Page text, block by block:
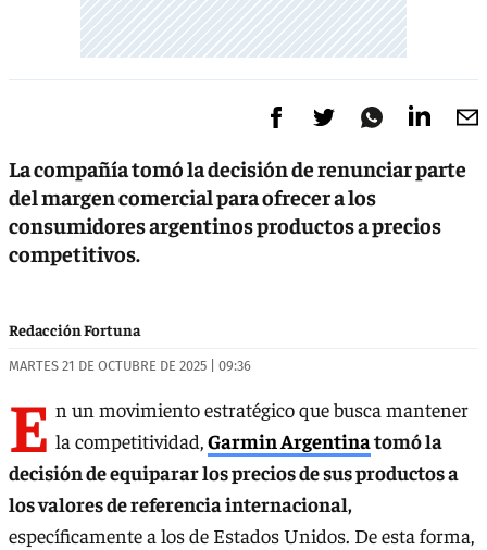
La compañía tomó la decisión de renunciar parte
del margen comercial para ofrecer a los
consumidores argentinos productos a precios
competitivos.
Redacción Fortuna
MARTES 21 DE OCTUBRE DE 2025 | 09:36
E n un movimiento estratégico que busca mantener
la competitividad,Garmin Argentinatomó la
decisión de equiparar los precios de sus productos a
los valores de referencia internacional,
específicamente a los de Estados Unidos. De esta forma,